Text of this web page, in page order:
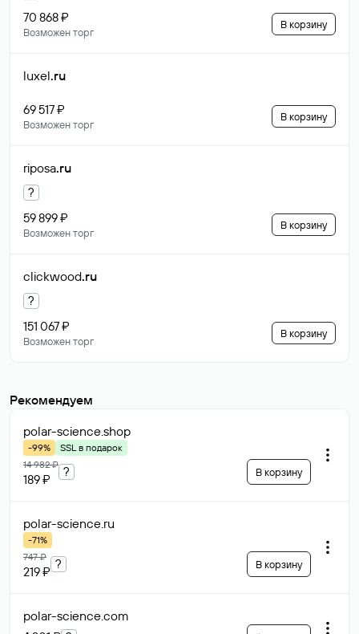
70 868 ₽
Возможен торг
В корзину
luxel.ru
69 517 ₽
Возможен торг
В корзину
riposa.ru
?
59 899 ₽
Возможен торг
В корзину
clickwood.ru
?
151 067 ₽
Возможен торг
В корзину
Рекомендуем
polar-science.shop
-99%
SSL в подарок
14 982 ₽
189 ₽
? В корзину
polar-science.ru
-71%
747 ₽
219 ₽
? В корзину
polar-science.com